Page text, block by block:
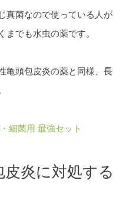
真菌なので使っている人が
までも水虫の薬です。
亀頭包皮炎の薬と同様、長
細菌用 最強セット
炎に対処する